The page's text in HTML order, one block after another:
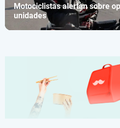
Motociclistas alertan sobre
unidades